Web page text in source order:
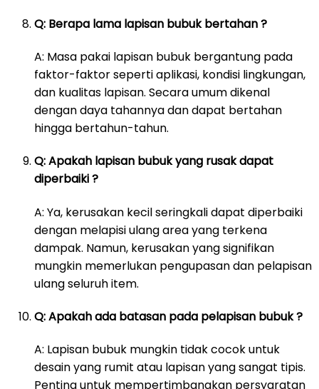
Q: Berapa lama lapisan bubuk bertahan ?
A: Masa pakai lapisan bubuk bergantung pada
faktor-faktor seperti aplikasi, kondisi lingkungan,
dan kualitas lapisan. Secara umum dikenal
dengan daya tahannya dan dapat bertahan
hingga bertahun-tahun.
Q: Apakah lapisan bubuk yang rusak dapat
diperbaiki ?
A: Ya, kerusakan kecil seringkali dapat diperbaiki
dengan melapisi ulang area yang terkena
dampak. Namun, kerusakan yang signifikan
mungkin memerlukan pengupasan dan pelapisan
ulang seluruh item.
Q: Apakah ada batasan pada pelapisan bubuk ?
A: Lapisan bubuk mungkin tidak cocok untuk
desain yang rumit atau lapisan yang sangat tipis.
Penting untuk mempertimbangkan persyaratan